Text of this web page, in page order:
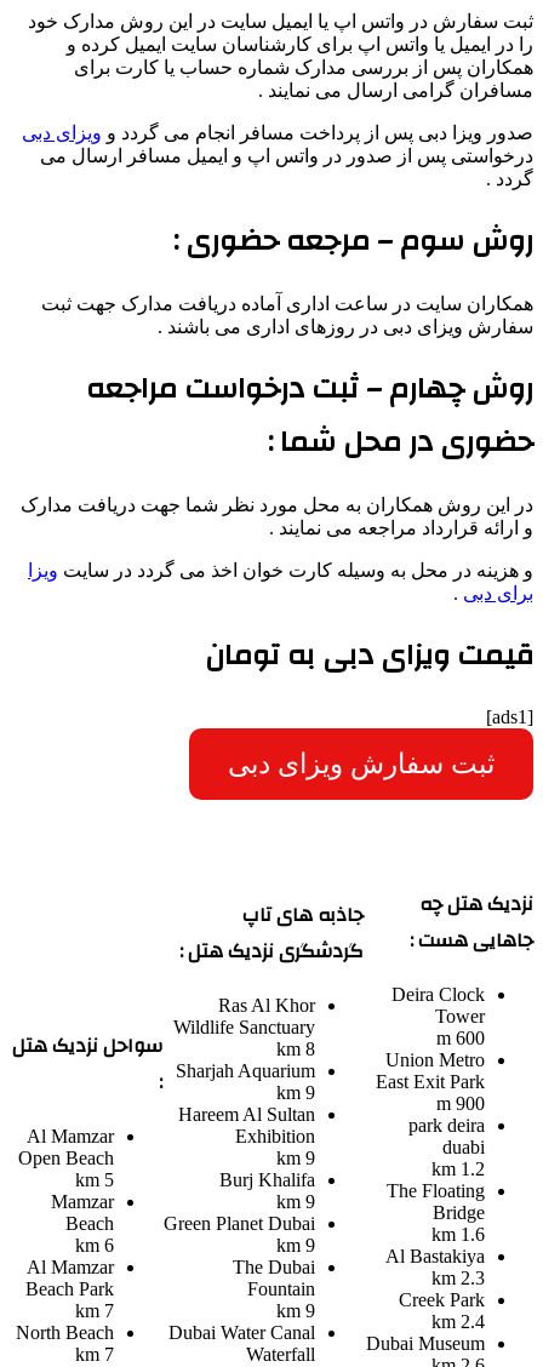
ثبت سفارش در واتس اپ یا ایمیل سایت در این روش مدارک خود
را در ایمیل یا واتس اپ برای کارشناسان سایت ایمیل کرده و
همکاران پس از بررسی مدارک شماره حساب یا کارت برای
مسافران گرامی ارسال می نمایند .
صدور ویزا دبی پس از پرداخت مسافر انجام می گردد و ویزای دبی
درخواستی پس از صدور در واتس اپ و ایمیل مسافر ارسال می
گردد .
روش سوم – مرجعه حضوری :
همکاران سایت در ساعت اداری آماده دریافت مدارک جهت ثبت
سفارش ویزای دبی در روزهای اداری می باشند .
روش چهارم – ثبت درخواست مراجعه
حضوری در محل شما :
در این روش همکاران به محل مورد نظر شما جهت دریافت مدارک
و ارائه قرارداد مراجعه می نمایند .
و هزینه در محل به وسیله کارت خوان اخذ می گردد در سایت ویزا
برای دبی .
قیمت ویزای دبی به تومان
[ads1]
ثبت سفارش ویزای دبی
نزدیک هتل چه
جاهایی هست :
Deira Clock
Tower
600 m
Union Metro
East Exit Park
900 m
park deira
duabi
1.2 km
The Floating
Bridge
1.6 km
Al Bastakiya
2.3 km
Creek Park
2.4 km
Dubai Museum
جاذبه های تاپ
گردشگری نزدیک هتل :
Ras Al Khor
Wildlife Sanctuary
8 km
Sharjah Aquarium
9 km
Hareem Al Sultan
Exhibition
9 km
Burj Khalifa
9 km
Green Planet Dubai
9 km
The Dubai
Fountain
9 km
Dubai Water Canal
Waterfall
سواحل نزدیک هتل
:
Al Mamzar
Open Beach
5 km
Mamzar
Beach
6 km
Al Mamzar
Beach Park
7 km
North Beach
7 km